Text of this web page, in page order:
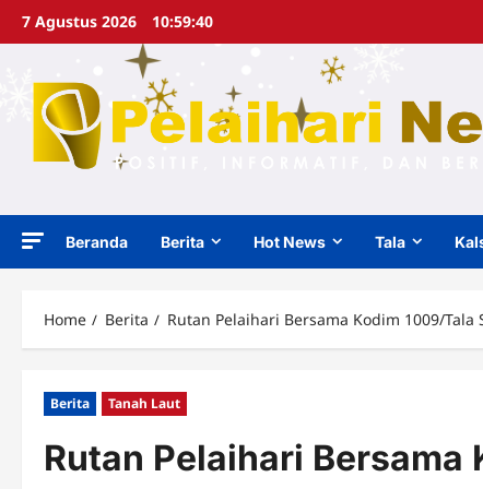
Skip7 Agustus 2026 10:59:41
Beranda Berita Hot News Tala
Home Berita Rutan Pelaihari Bersama Kodim 1009/
Berita Tanah Laut
Rutan Pelaihari Bersama